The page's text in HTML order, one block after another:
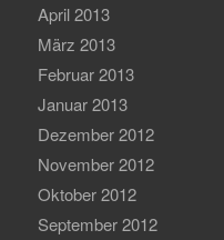
April 2013
März 2013
Februar 2013
Januar 2013
Dezember 2012
November 2012
Oktober 2012
September 2012